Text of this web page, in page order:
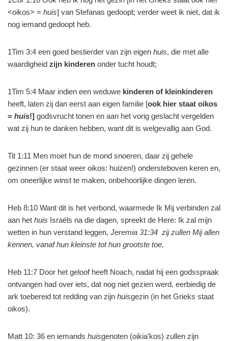
<oikos> = huis] van Stefanas gedoopt; verder weet ik niet, dat ik
nog iemand gedoopt heb.
1Tim 3:4 een goed bestierder van zijn eigen huis, die met alle
waardigheid zijn kinderen onder tucht houdt;
1Tim 5:4 Maar indien een weduwe kinderen of kleinkinderen
heeft, laten zij dan eerst aan eigen familie [ook hier staat oikos
= huis!] godsvrucht tonen en aan het vorig geslacht vergelden
wat zij hun te danken hebben, want dit is welgevallig aan God.
Tit 1:11 Men moet hun de mond snoeren, daar zij gehele
gezinnen (er staat weer oikos: huizen!) ondersteboven keren en,
om oneerlijke winst te maken, onbehoorlijke dingen leren.
Heb 8:10 Want dit is het verbond, waarmede Ik Mij verbinden zal
aan het huis Israëls na die dagen, spreekt de Here: Ik zal mijn
wetten in hun verstand leggen, Jeremia 31:34 zij zullen Mij allen
kennen, vanaf hun kleinste tot hun grootste toe,
Heb 11:7 Door het geloof heeft Noach, nadat hij een godsspraak
ontvangen had over iets, dat nog niet gezien werd, eerbiedig de
ark toebereid tot redding van zijn huisgezin (in het Grieks staat
oikos).
Matt 10: 36 en iemands huisgenoten (oikia’kos) zullen zijn